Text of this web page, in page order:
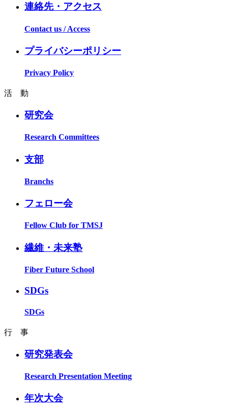
連絡先・アクセス
Contact us / Access
プライバシーポリシー
Privacy Policy
活 動
研究会
Research Committees
支部
Branchs
フェロー会
Fellow Club for TMSJ
繊維・未来塾
Fiber Future School
SDGs
SDGs
行 事
研究発表会
Research Presentation Meeting
年次大会